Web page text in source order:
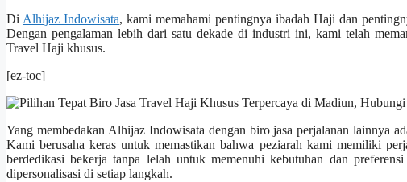
Di Alhijaz Indowisata, kami memahami pentingnya ibadah Haji dan
Dengan pengalaman lebih dari satu dekade di industri ini, kami telah
Travel Haji khusus.
[ez-toc]
Yang membedakan Alhijaz Indowisata dengan biro jasa perjalanan lainnya
Kami berusaha keras untuk memastikan bahwa peziarah kami memiliki
berdedikasi bekerja tanpa lelah untuk memenuhi kebutuhan dan
dipersonalisasi di setiap langkah.